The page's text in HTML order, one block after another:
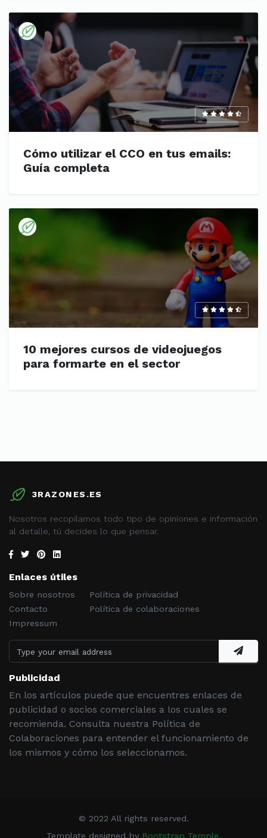
Cómo utilizar el CCO en tus emails:
Guía completa
10 mejores cursos de videojuegos
para formarte en el sector
3RAZONES.ES
Nosotros recopilamos todo tipo de opiniones e información
al detalle, tú decides lo que pensar.
Enlaces útiles
Sobre nosotros
Contacto
Impressum
Política de privacidad
Política de colaboraciones
Publicidad
En los artículos puede que encuentres enlaces de
publicidad o socios comerciales a los cuales se
recomienda. Consulta nuestra Política de
Colaboraciones para entender el funcionamiento de
los mismos y cómo los seleccionamos.
© 2022 All rights reserved.
Template designed by Bootstrap Temple.